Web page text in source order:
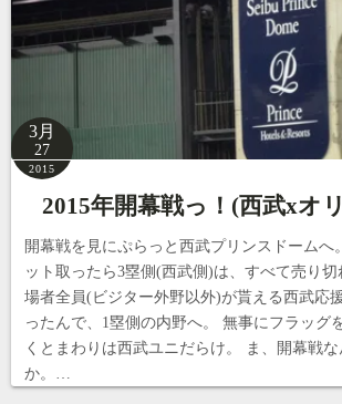
3月
27
2015
2015年開幕戦っ！(西武xオ
開幕戦を見にぷらっと西武プリンスドームへ
ット取ったら3塁側(西武側)は、すべて売り
場者全員(ビジター外野以外)が貰える西武応
ったんで、1塁側の内野へ。 無事にフラッグ
くとまわりは西武ユニだらけ。 ま、開幕戦
か。…